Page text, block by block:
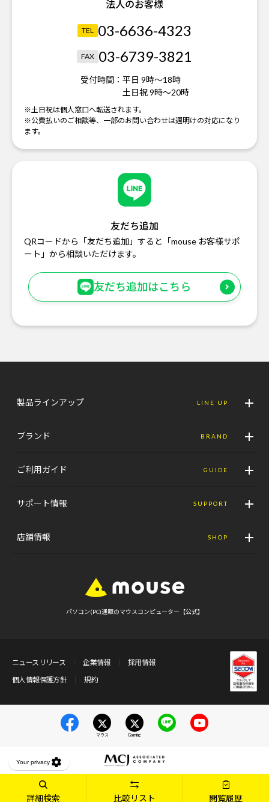
詳細検索 比較リスト 閲覧履歴
法人のお客様
TEL 03-6636-4323
FAX 03-6739-3821
受付時間： 平日 9時～18時
土日祝 9時～20時
※土日祝は個人窓口へ転送されます。
※公費払いのご相談等、一部のお問い合わせは週明けの対応になり
ます。
友だち追加
QRコードから「友だち追加」すると「mouse お客様サポ
ート」から相談いただけます。
友だち追加はこちら
製品ラインアップ LINE UP
ブランド BRAND
ご利用ガイド GUIDE
サポート情報 SUPPORT
店舗情報 SHOP
パソコン(PC)通販のマウスコンピューター【公式】
ニュースリリース 企業情報
採用情報
個人情報保護方針
規約
マウス Gaming